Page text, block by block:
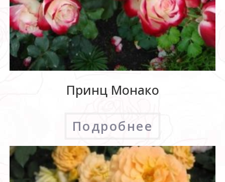
Принц Монако
Подробнее